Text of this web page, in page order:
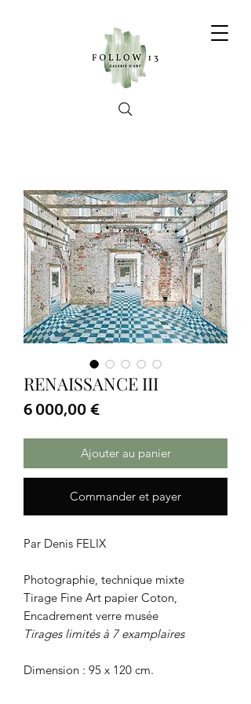
RENAISSANCE III
6 000,00 €
Ajouter au panier
Commander et payer
Par Denis FELIX
Photographie, technique mixte
Tirage Fine Art papier Coton,
Encadrement verre musée
Tirages limités à 7 examplaires
Dimension : 95 x 120 cm.